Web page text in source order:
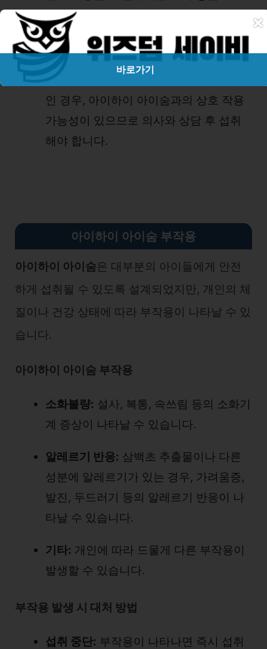
기타 질환:
와 상담 후 섭취하는 것이 좋습니다.
다른 약과의 상호 작용:
인 경우, 아이하이 아이숨과의 상호 작용
가능성이 있으므로 의사와 상담 후 섭취
해야 합니다.
아이하이 아이숨 부작용
아이하이 아이숨은 대부분의 아이들에게 안전
하게 섭취될 수 있도록 설계되었지만, 개인의 체
질이나 건강 상태에 따라 부작용이 나타날 수 있
습니다.
아이하이 아이숨 부작용
소화불량: 설사, 복통, 속쓰림 등의 소화기
계 증상이 나타날 수 있습니다.
알레르기 반응: 삼백초 추출물이나 다른
성분에 알레르기가 있는 경우, 가려움증,
발진, 두드러기 등의 알레르기 반응이 나
타날 수 있습니다.
기타: 개인에 따라 드물게 다른 부작용이
발생할 수 있습니다.
부작용 발생 시 대처 방법
섭취 중단: 부작용이 나타나면 즉시 섭취
×
바로가기